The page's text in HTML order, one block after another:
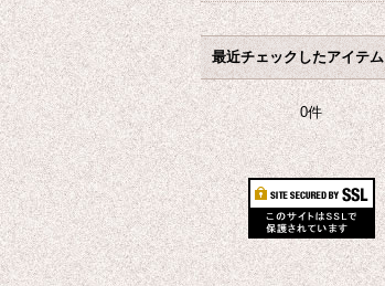
最近チェックしたアイテム
0件